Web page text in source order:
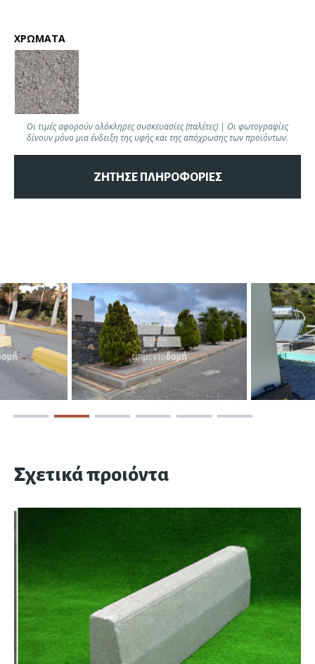
ΧΡΩΜΑΤΑ
Οι τιμές αφορούν ολόκληρες συσκευασίες (παλέτες) | Οι φωτογραφίες
δίνουν μόνο μια ένδειξη της υφής και της απόχρωσης των προϊόντων.
ΖΗΤΗΣΕ ΠΛΗΡΟΦΟΡΙΕΣ
Σχετικά προιόντα